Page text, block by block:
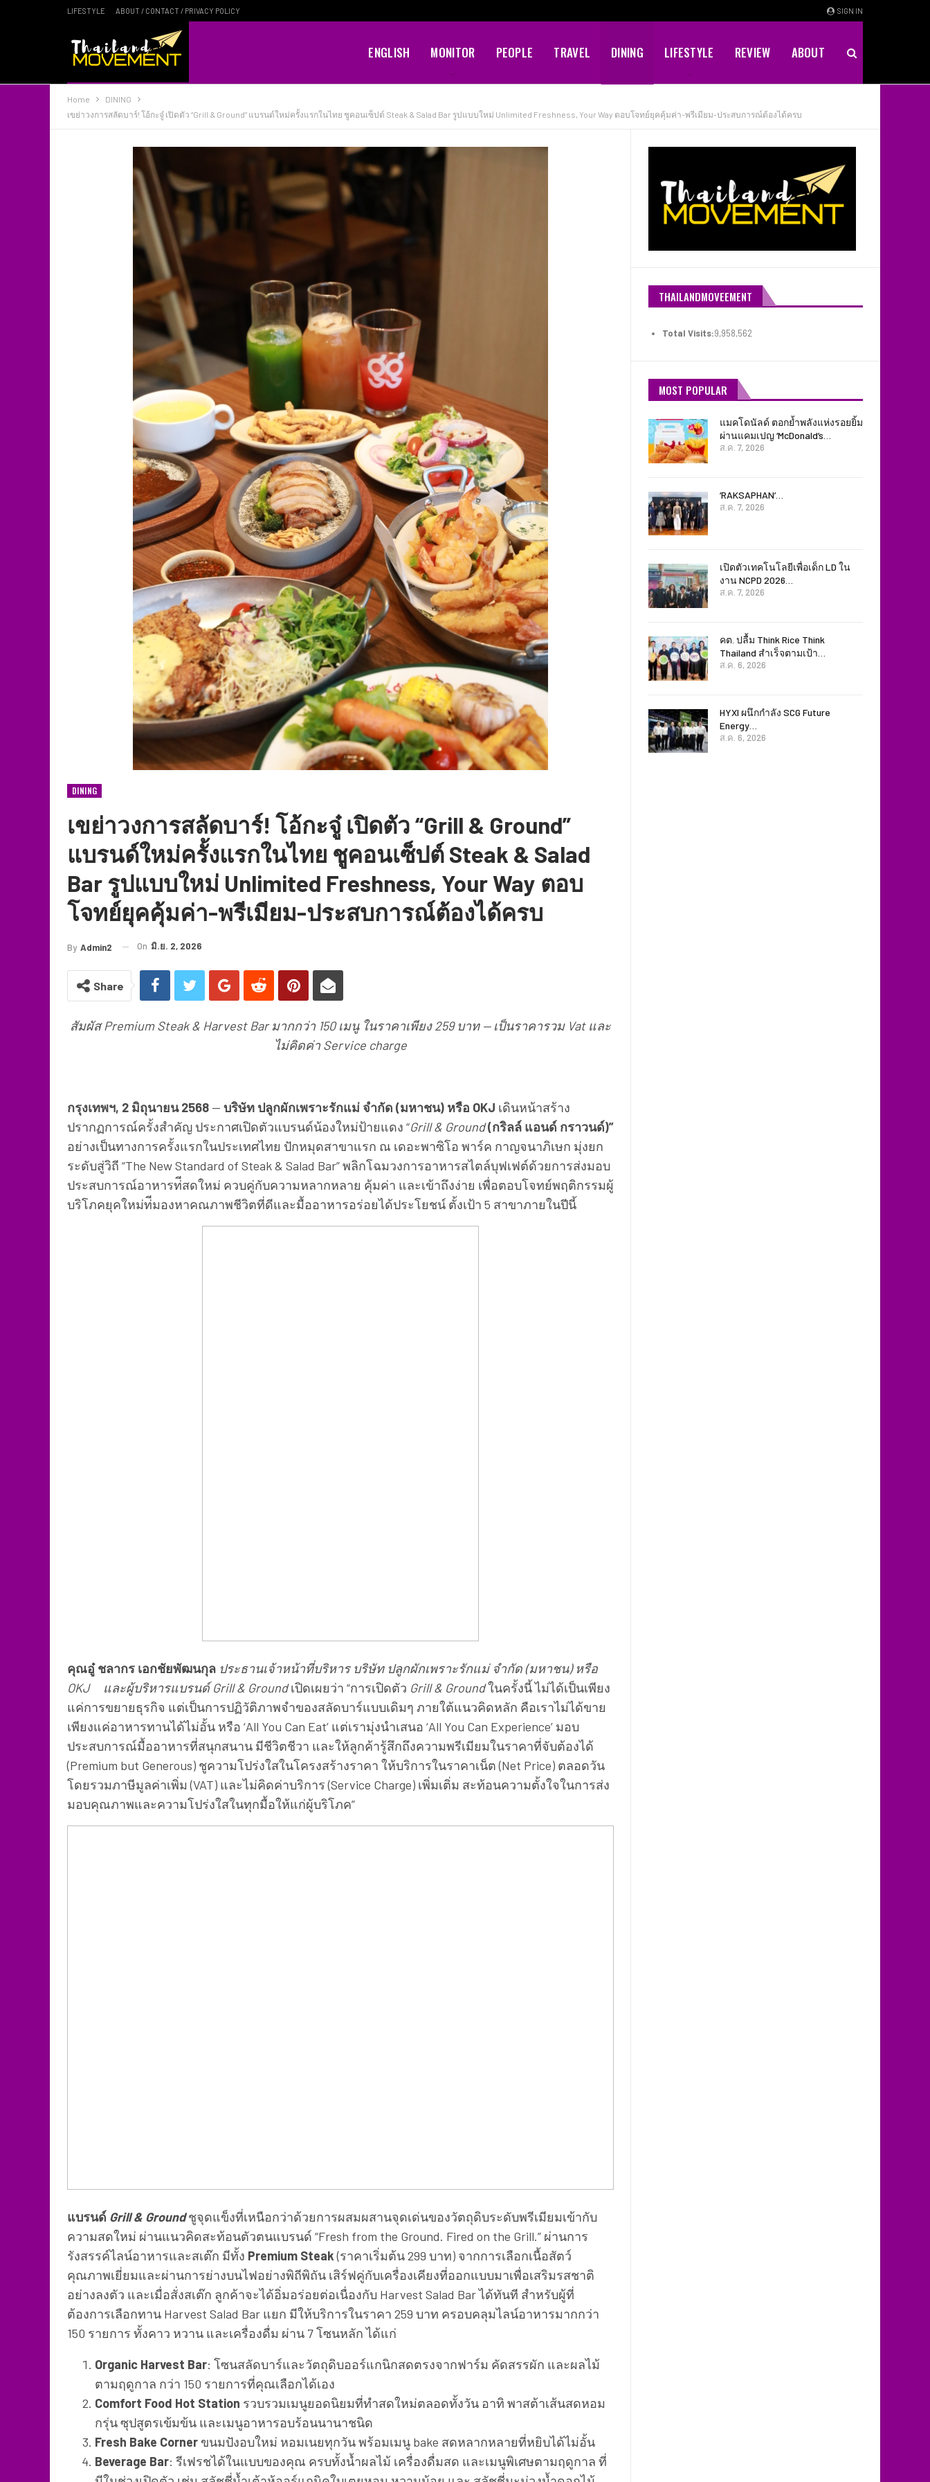
SIGN IN
LIFESTYLE ABOUT / CONTACT / PRIVACY POLICY
ENGLISH MONITOR PEOPLE TRAVEL DINING LIFESTYLE REVIEW ABOUT
Home
DINING
เขย่าวงการสลัดบาร์! โอ้กะจู๋ เปิดตัว “Grill & Ground” แบรนด์ใหม่ครั้งแรกในไทย ชูคอนเซ็ปต์ Steak & Salad Bar รูปแบบใหม่ Unlimited Freshness, Your Way ตอบโจทย์ยุคคุ้มค่า-พรีเมียม-ประสบการณ์ต้องได้ครบ
DINING
เขย่าวงการสลัดบาร์! โอ้กะจู๋ เปิดตัว “Grill & Ground”
แบรนด์ใหม่ครั้งแรกในไทย ชูคอนเซ็ปต์ Steak & Salad
Bar รูปแบบใหม่ Unlimited Freshness, Your Way ตอบ
โจทย์ยุคคุ้มค่า-พรีเมียม-ประสบการณ์ต้องได้ครบ
By Admin2 On มิ.ย. 2, 2026
Share
สัมผัส Premium Steak & Harvest Bar มากกว่า 150 เมนู ในราคาเพียง 259 บาท — เป็นราคารวม Vat และ
ไม่คิดค่า Service charge
กรุงเทพฯ, 2 มิถุนายน 2568 — บริษัท ปลูกผักเพราะรักแม่ จำกัด (มหาชน) หรือ OKJ เดินหน้าสร้าง
ปรากฏการณ์ครั้งสำคัญ ประกาศเปิดตัวแบรนด์น้องใหม่ป้ายแดง “Grill & Ground(กริลล์ แอนด์ กราวนด์)”
อย่างเป็นทางการครั้งแรกในประเทศไทย ปักหมุดสาขาแรก ณ เดอะพาซิโอ พาร์ค กาญจนาภิเษก มุ่งยก
ระดับสู่วิถี “The New Standard of Steak & Salad Bar” พลิกโฉมวงการอาหารสไตล์บุฟเฟต์ด้วยการส่งมอบ
ประสบการณ์อาหารท่ีสดใหม่ ควบคู่กับความหลากหลาย คุ้มค่า และเข้าถึงง่าย เพื่อตอบโจทย์พฤติกรรมผู้
บริโภคยุคใหม่ท่ีมองหาคณภาพชีวิตที่ดีและมื้ออาหารอร่อยได้ประโยชน์ ตั้งเป้า 5 สาขาภายในปีนี้
คุณอู๋ ชลากร เอกชัยพัฒนกุล ประธานเจ้าหน้าที่บริหาร บริษัท ปลูกผักเพราะรักแม่ จำกัด (มหาชน) หรือ
OKJ
และผู้บริหารแบรนด์ Grill & Groundเปิดเผยว่า “การเปิดตัว Grill & Groundในครั้งนี้ ไม่ได้เป็นเพียง
แค่การขยายธุรกิจ แต่เป็นการปฏิวัติภาพจําของสลัดบาร์แบบเดิมๆ ภายใต้แนวคิดหลัก คือเราไม่ได้ขาย
เพียงแค่อาหารทานได้ไม่อั้น หรือ ‘All You Can Eat’ แต่เรามุ่งนําเสนอ ‘All You Can Experience’ มอบ
ประสบการณ์มื้ออาหารที่สนุกสนาน มีชีวิตชีวา และให้ลูกค้ารู้สึกถึงความพรีเมียมในราคาที่จับต้องได้
(Premium but Generous) ชูความโปร่งใสในโครงสร้างราคา ให้บริการในราคาเน็ต (Net Price) ตลอดวัน
โดยรวมภาษีมูลค่าเพิ่ม (VAT) และไม่คิดค่าบริการ (Service Charge) เพิ่มเติ่ม สะท้อนความตั้งใจในการส่ง
มอบคุณภาพและความโปร่งใสในทุกมื้อให้แก่ผู้บริโภค”
แบรนด์ Grill & Groundชูจุดแข็งที่เหนือกว่าด้วยการผสมผสานจุดเด่นของวัตถุดิบระดับพรีเมียมเข้ากับ
ความสดใหม่ ผ่านแนวคิดสะท้อนตัวตนแบรนด์ “Fresh from the Ground. Fired on the Grill.” ผ่านการ
รังสรรค์ไลน์อาหารและสเต๊ก มีทั้ง Premium Steak(ราคาเริ่มต้น 299 บาท) จากการเลือกเนื้อสัตว์
คุณภาพเยี่ยมและผ่านการย่างบนไฟอย่างพิถีพิถัน เสิร์ฟคู่กับเครื่องเคียงที่ออกแบบมาเพื่อเสริมรสชาติ
อย่างลงตัว และเมื่อสั่งสเต๊ก ลูกค้าจะได้อิ่มอร่อยต่อเนื่องกับ Harvest Salad Bar ได้ทันที สำหรับผู้ที่
ต้องการเลือกทาน Harvest Salad Bar แยก มีให้บริการในราคา 259 บาท ครอบคลุมไลน์อาหารมากกว่า
150 รายการ ทั้งคาว หวาน และเครื่องดื่ม ผ่าน 7 โซนหลัก ได้แก่
Organic Harvest Bar: โซนสลัดบาร์และวัตถุดิบออร์แกนิกสดตรงจากฟาร์ม คัดสรรผัก และผลไม้
ตามฤดูกาล กว่า 150 รายการที่คุณเลือกได้เอง
Comfort Food Hot Station รวบรวมเมนูยอดนิยมที่ทําสดใหม่ตลอดทั้งวัน อาทิ พาสต้าเส้นสดหอม
กรุ่น ซุปสูตรเข้มข้น และเมนูอาหารอบร้อนนานาชนิด
Fresh Bake Corner ขนมปังอบใหม่ หอมเนยทุกวัน พร้อมเมนู bake สดหลากหลายที่หยิบได้ไม่อั้น
Beverage Bar: รีเฟรชได้ในแบบของคุณ ครบทั้งน้ำผลไม้ เครื่องดื่มสด และเมนูพิเศษตามฤดูกาล ที่
THAILANDMOVEEMENT
Total Visits:9,958,562
MOST POPULAR
แมคโดนัลด์ ตอกย้ำพลังแห่งรอยยิ้ม
ผ่านแคมเปญ ‘McDonald’s…
ส.ค. 7, 2026
‘RAKSAPHAN’…
ส.ค. 7, 2026
เปิดตัวเทคโนโลยีเพื่อเด็ก LD ใน
งาน NCPD 2026…
ส.ค. 7, 2026
คต. ปลื้ม Think Rice Think
Thailand สำเร็จตามเป้า…
ส.ค. 6, 2026
HYXI ผนึกกำลัง SCG Future
Energy…
ส.ค. 6, 2026